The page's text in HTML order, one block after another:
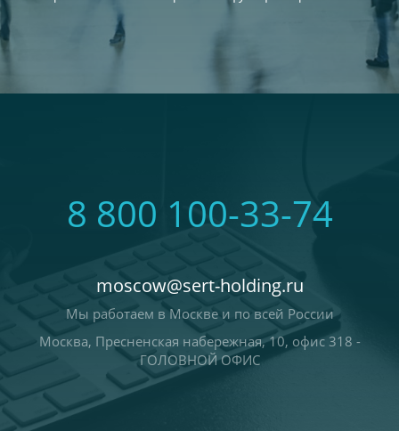
8 800 100-33-74
moscow@sert-holding.ru
Мы работаем в Москве и по всей России
Москва, Пресненская набережная, 10, офис 318 -
ГОЛОВНОЙ ОФИС